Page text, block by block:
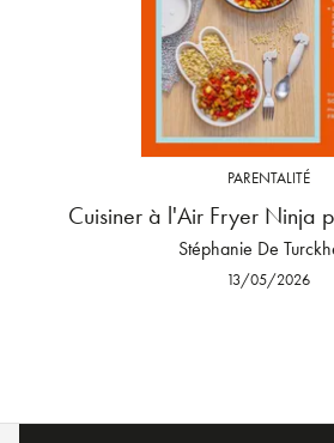
PARENTALITÉ
Cuisiner à l'Air Fryer Ninja
Stéphanie De
13/05/2026